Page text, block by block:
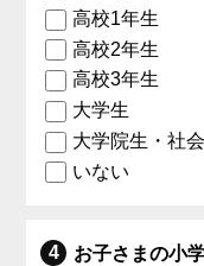
高校1年生
高校2年生
高校3年生
大学生
大学院生・社
いない
お子さまの小